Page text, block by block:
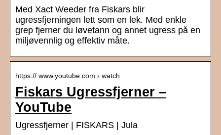
Med Xact Weeder fra Fiskars blir
ugressfjerningen lett som en lek. Med enkle
grep fjerner du løvetann og annet ugress på en
miljøvennlig og effektiv måte.
https:// www.youtube.com › watch
Fiskars Ugressfjerner –
YouTube
Ugressfjerner | FISKARS | Jula